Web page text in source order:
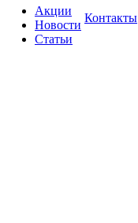
Акции
Новости
Статьи
Контакты